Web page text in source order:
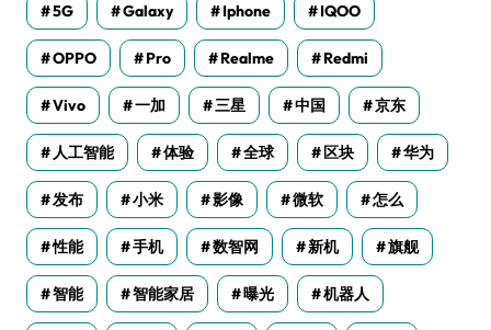
5G Galaxy Iphone IQOO
OPPO Pro Realme Redmi
Vivo 一加 三星 中国 京东
人工智能 体验 全球 区块 华为
发布 小米 影像 微软 怎么
性能 手机 数智网 新机 旗舰
智能 智能家居 曝光 机器人